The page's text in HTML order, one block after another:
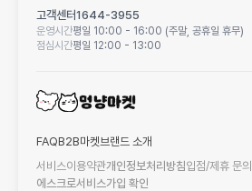
고객센터1644-3955
운영시간평일 10:00 - 16:00 (주말, 공휴일 휴무)
점심시간평일 12:00 - 13:00
FAQB2B마켓 브랜드 소개
서비스이용약관개인정보처리방침입점/제휴 문의
에스크로서비스가입 확인